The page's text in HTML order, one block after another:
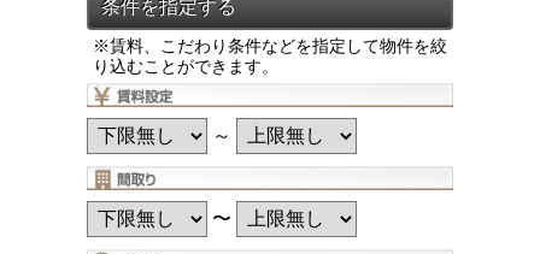
※賃料、こだわり条件などを指定して物件を絞
り込むことができます。
～
〜